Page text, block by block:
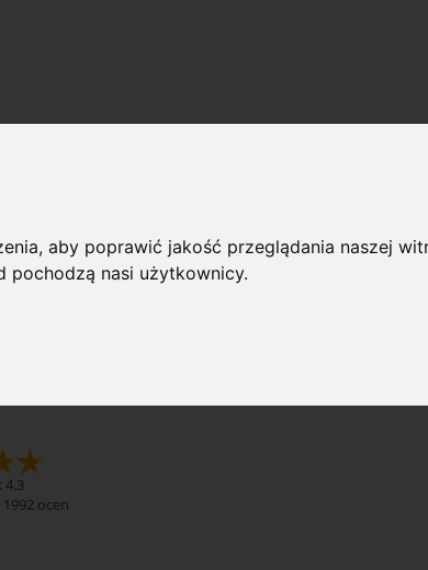
aby poprawić jakość przeglądania naszej
pochodzą nasi użytkownicy.
Balony
4.3
1992 ocen